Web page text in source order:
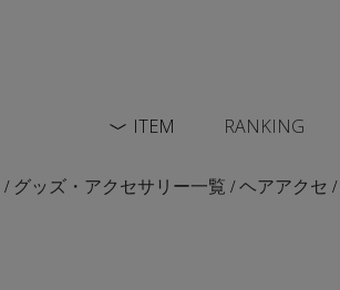
ITEM RANKING
/ グッズ・アクセサリー一覧 /ヘアアクセ /